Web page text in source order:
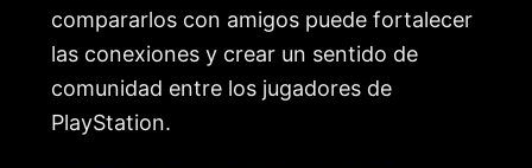
compararlos con amigos puede fortalecer
las conexiones y crear un sentido de
comunidad entre los jugadores de
PlayStation.